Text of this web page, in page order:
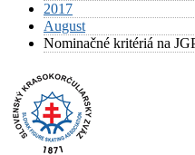
2017
August
Nominačné kritériá na